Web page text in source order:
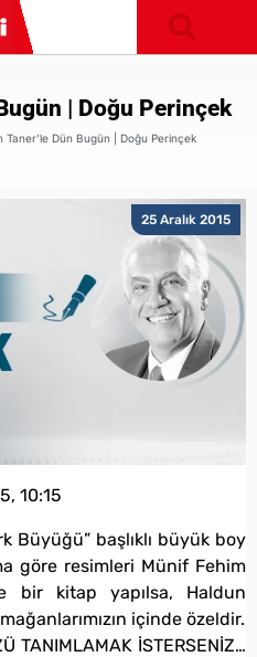
| Doğu Perinçek
Taner’le Dün Bugün | Doğu Perinçek
25 Aralık 2015
10:15
Büyüğü” başlıklı büyük boy
göre resimleri Münif Fehim
bir kitap yapılsa, Haldun
içinde özeldir.
TANIMLAMAK İSTERSENİZ…